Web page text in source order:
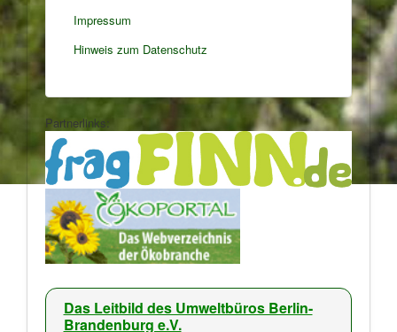
Impressum
Hinweis zum Datenschutz
Partnerlinks:
Das Leitbild des Umweltbüros Berlin-
Brandenburg e.V.